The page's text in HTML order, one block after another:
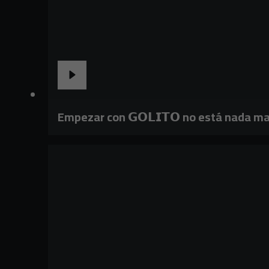
Empezar con 𝗚𝗢𝗟𝗜𝗧𝗢 no está nada